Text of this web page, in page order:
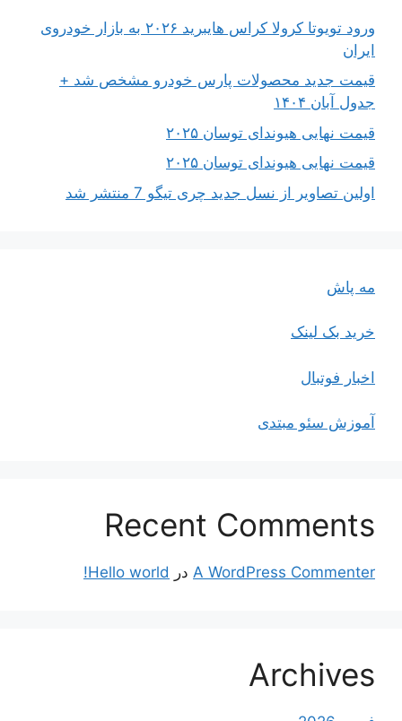
ورود تویوتا کرولا کراس هایبرید ۲۰۲۶ به بازار خودروی
ایران
قیمت جدید محصولات پارس خودرو مشخص شد +
جدول آبان ۱۴۰۴
قیمت نهایی هیوندای توسان ۲۰۲۵
قیمت نهایی هیوندای توسان ۲۰۲۵
اولین تصاویر از نسل جدید چری تیگو 7 منتشر شد
مه پاش
خرید بک لینک
اخبار فوتبال
آموزش سئو مبتدی
Recent Comments
A WordPress Commenter در Hello world!
Archives